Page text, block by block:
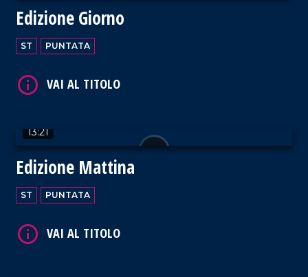
Edizione Giorno
ST PUNTATA
13:21
Edizione Mattina
ST PUNTATA
VAI AL TITOLO
VAI AL TITOLO